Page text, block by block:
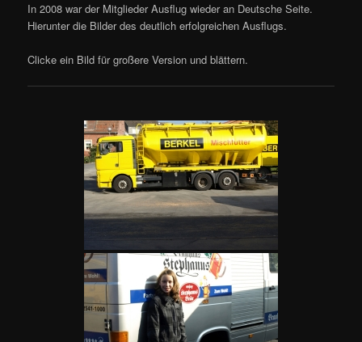
In 2008 war der Mitglieder Ausflug wieder an Deutsche Seite.
Hierunter die Bilder des deutlich erfolgreichen Ausflugs.
Clicke ein Bild für großere Version und blättern.